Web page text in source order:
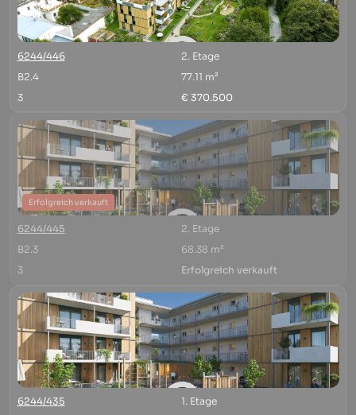
6244/446
2. Etage
B2.4
77.11 m²
3
€ 370.500
Erfolgreich verkauft
6244/445
2. Etage
B2.3
68.38 m²
3
Erfolgreich verkauft
6244/435
1. Etage